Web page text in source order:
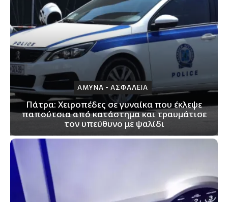
ΑΜΥΝΑ - ΑΣΦΑΛΕΙΑ
Πάτρα: Xειροπέδες σε γυναίκα που έκλεψε
παπούτσια από κατάστημα και τραυμάτισε
τον υπεύθυνο με ψαλίδι